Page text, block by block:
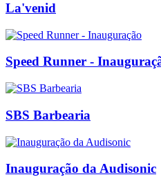
La'venid
Speed Runner -
SBS Barbearia
Inauguração da Audisonic